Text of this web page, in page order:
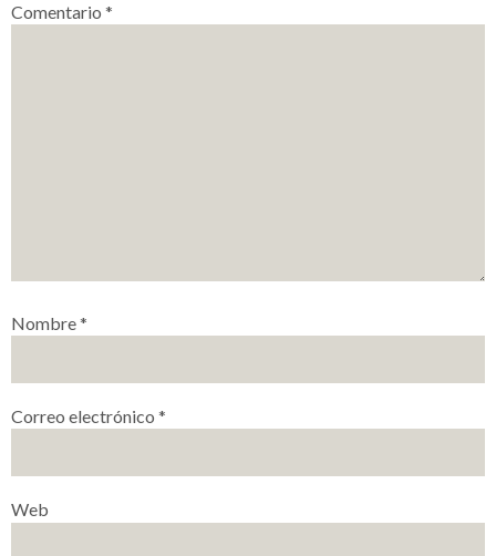
Comentario *
Nombre*
Correo electrónico *
Web